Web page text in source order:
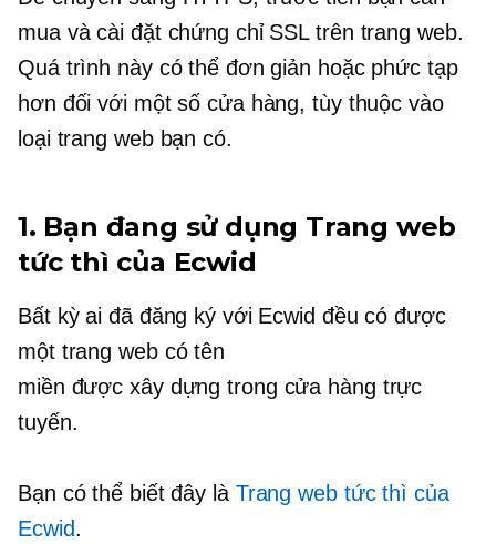
mua và cài đặt chứng chỉ SSL trên trang web.
Quá trình này có thể đơn giản hoặc phức tạp
hơn đối với một số cửa hàng, tùy thuộc vào
loại trang web bạn có.
1. Bạn đang sử dụng Trang web
tức thì của Ecwid
Bất kỳ ai đã đăng ký với Ecwid đều có được
một trang web có tên
miền được xây dựng trong cửa hàng trực
tuyến.
Bạn có thể biết đây là Trang web tức thì của
Ecwid.